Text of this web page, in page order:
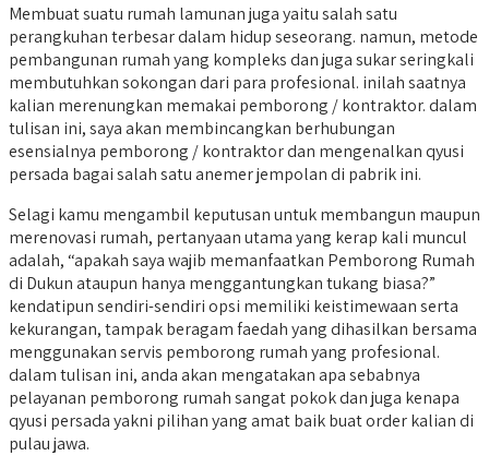
Membuat suatu rumah lamunan juga yaitu salah satu
perangkuhan terbesar dalam hidup seseorang. namun, metode
pembangunan rumah yang kompleks dan juga sukar seringkali
membutuhkan sokongan dari para profesional. inilah saatnya
kalian merenungkan memakai pemborong / kontraktor. dalam
tulisan ini, saya akan membincangkan berhubungan
esensialnya pemborong / kontraktor dan mengenalkan qyusi
persada bagai salah satu anemer jempolan di pabrik ini.
Selagi kamu mengambil keputusan untuk membangun maupun
merenovasi rumah, pertanyaan utama yang kerap kali muncul
adalah, “apakah saya wajib memanfaatkan Pemborong Rumah
di Dukun ataupun hanya menggantungkan tukang biasa?”
kendatipun sendiri-sendiri opsi memiliki keistimewaan serta
kekurangan, tampak beragam faedah yang dihasilkan bersama
menggunakan servis pemborong rumah yang profesional.
dalam tulisan ini, anda akan mengatakan apa sebabnya
pelayanan pemborong rumah sangat pokok dan juga kenapa
qyusi persada yakni pilihan yang amat baik buat order kalian di
pulau jawa.